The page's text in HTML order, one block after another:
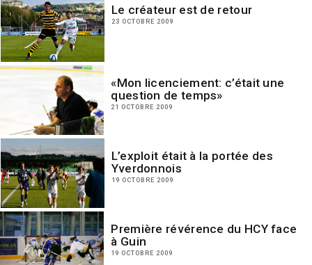
Le créateur est de retour
23 OCTOBRE 2009
«Mon licenciement: c’était une
question de temps»
21 OCTOBRE 2009
L’exploit était à la portée des
Yverdonnois
19 OCTOBRE 2009
Première révérence du HCY face
à Guin
19 OCTOBRE 2009